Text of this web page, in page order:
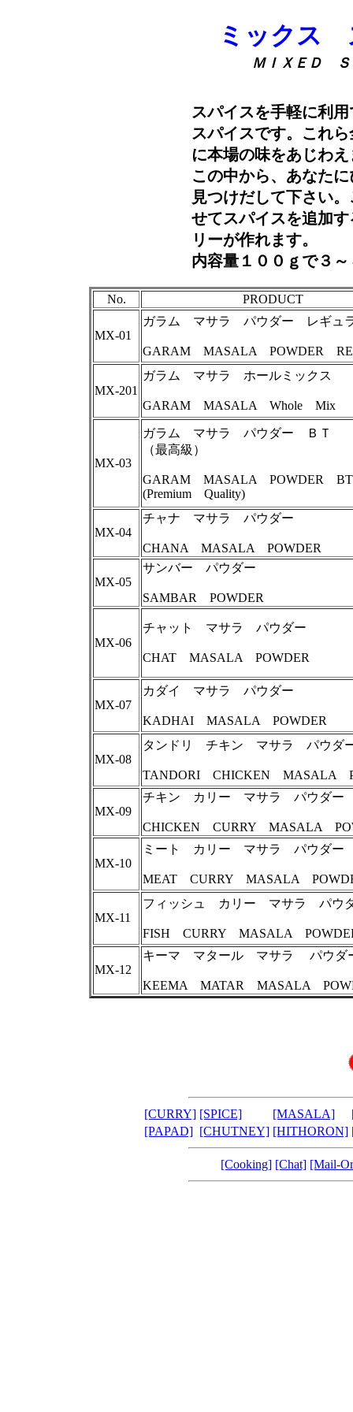
ミックス
ＭＩＸＥＤ Ｓ
スパイスを手軽に利
スパイスです。これ
に本場の味をあじわ
この中から、あなた
見つけだして下さい
せてスパイスを追加
リーが作れます。
内容量１００ｇで３
No. PRODUCT
MX-01
ガラム マサラ パウダー レギュ
GARAM MASALA POWDER
MX-201
ガラム マサラ ホールミックス
GARAM MASALA Whole Mix
MX-03
ガラム マサラ パウダー ＢＴ
（最高級）
GARAM MASALA POWDER BT
(Premium Quality)
MX-04
チャナ マサラ パウダー
CHANA MASALA POWDER
MX-05
サンバー パウダー
SAMBAR POWDER
MX-06
チャット マサラ パウダー
CHAT MASALA POWDER
MX-07
カダイ マサラ パウダー
KADHAI MASALA POWDER
MX-08
タンドリ チキン マサラ パウダ
TANDORI CHICKEN MASALA
MX-09
チキン カリー マサラ パウダー
CHICKEN CURRY MASALA
MX-10
ミート カリー マサラ パウダー
MEAT CURRY MASALA
MX-11
フィッシュ カリー マサラ パウ
FISH CURRY MASALA
MX-12
キーマ マタール マサラ パウダ
KEEMA MATAR MASALA
[CURRY] [SPICE] [MASALA]
[PAPAD] [CHUTNEY] [HITHORON]
[Cooking] [Chat] [Mail-